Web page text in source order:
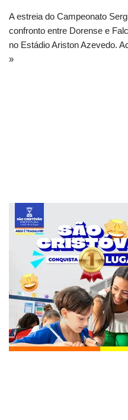
A estreia do Campeonato
confronto entre Dorense e
no Estádio Ariston Azevedo.
»